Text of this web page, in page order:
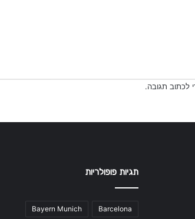
לכתוב תגובה.
תגיות פופולריות
Barcelona
Bayern Munich